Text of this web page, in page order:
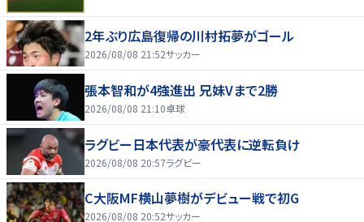
2年ぶり広島復帰の川村拓夢がゴール
2026/08/08 21:52サッカー
張本智和が4強進出 兄妹Vまで2勝
2026/08/08 21:10卓球
ラグビー日本代表が豪代表に逆転負け
2026/08/08 20:57ラグビー
C大阪MF横山夢樹がデビュー戦で初G
2026/08/08 20:52サッカー